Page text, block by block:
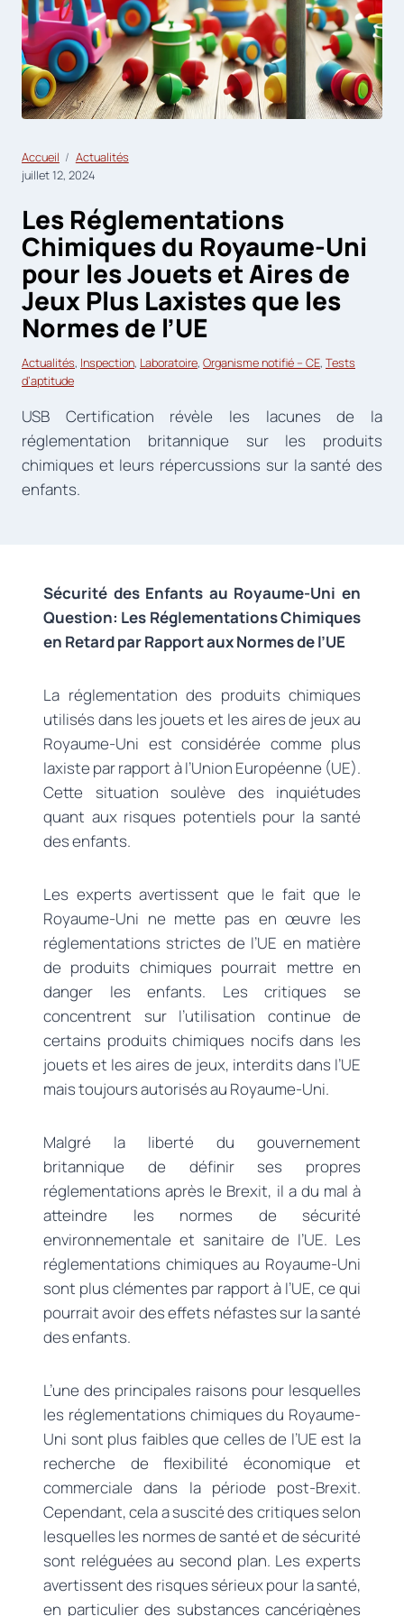
Accueil
Actualités
juillet 12, 2024
Les Réglementations
Chimiques du Royaume-Uni
pour les Jouets et Aires de
Jeux Plus Laxistes que les
Normes de l’UE
Actualités, Inspection, Laboratoire, Organisme notifié – CE, Tests
d’aptitude
USB Certification révèle les lacunes de la
réglementation britannique sur les produits
chimiques et leurs répercussions sur la santé des
enfants.
Sécurité des Enfants au Royaume-Uni en
Question: Les Réglementations Chimiques
en Retard par Rapport aux Normes de l’UE
La réglementation des produits chimiques
utilisés dans les jouets et les aires de jeux au
Royaume-Uni est considérée comme plus
laxiste par rapport à l’Union Européenne (UE).
Cette situation soulève des inquiétudes
quant aux risques potentiels pour la santé
des enfants.
Les experts avertissent que le fait que le
Royaume-Uni ne mette pas en œuvre les
réglementations strictes de l’UE en matière
de produits chimiques pourrait mettre en
danger les enfants. Les critiques se
concentrent sur l’utilisation continue de
certains produits chimiques nocifs dans les
jouets et les aires de jeux, interdits dans l’UE
mais toujours autorisés au Royaume-Uni.
Malgré la liberté du gouvernement
britannique de définir ses propres
réglementations après le Brexit, il a du mal à
atteindre les normes de sécurité
environnementale et sanitaire de l’UE. Les
réglementations chimiques au Royaume-Uni
sont plus clémentes par rapport à l’UE, ce qui
pourrait avoir des effets néfastes sur la santé
des enfants.
L’une des principales raisons pour lesquelles
les réglementations chimiques du Royaume-
Uni sont plus faibles que celles de l’UE est la
recherche de flexibilité économique et
commerciale dans la période post-Brexit.
Cependant, cela a suscité des critiques selon
lesquelles les normes de santé et de sécurité
sont reléguées au second plan. Les experts
avertissent des risques sérieux pour la santé,
en particulier des substances cancérigènes